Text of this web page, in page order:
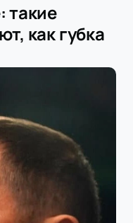
такие
как губка